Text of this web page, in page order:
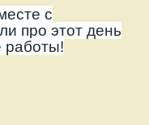
с
про этот день
работы!